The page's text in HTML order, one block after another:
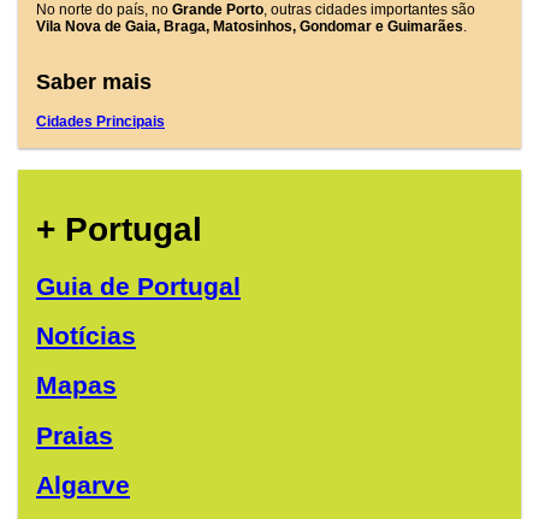
No norte do país, no Grande Porto, outras cidades importantes são
Vila Nova de Gaia, Braga, Matosinhos, Gondomar e Guimarães.
Saber mais
Cidades Principais
+ Portugal
Guia de Portugal
Notícias
Mapas
Praias
Algarve